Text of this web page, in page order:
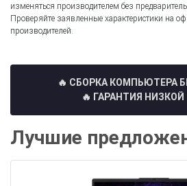
изменяться производителем без
Проверяйте заявленные характеристики на
производителей.
🔥 СБОРКА КОМПЬЮТЕРА
🔥 ГАРАНТИЯ НИЗКОЙ
Лучшие